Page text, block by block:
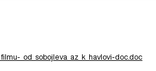
_od_sobojleva_az_k_havlovi-doc.doc